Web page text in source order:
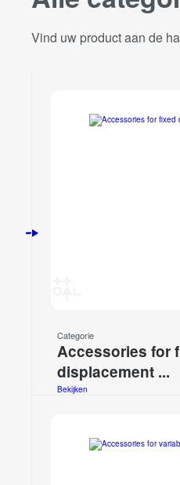
Vind uw product aan de
Categorie
Accessories for
displacement ...
Bekijken